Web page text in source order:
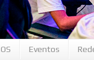
Eventos